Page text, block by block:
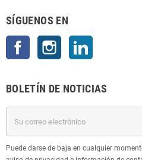
SÍGUENOS EN
Facebook Instagram
BOLETÍN DE NOTICIAS
Puede darse de baja en cualquier